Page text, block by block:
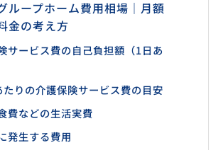
ループホーム費用相場｜月額
金の考え方
サービス費の自己負担額（1日あ
たりの介護保険サービス費の目安
費などの生活実費
発生する費用